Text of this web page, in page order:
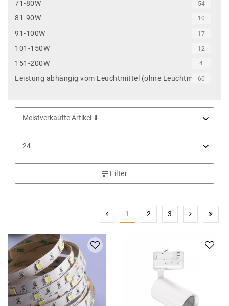
71-80W 54
81-90W 10
91-100W 17
101-150W 12
151-200W 4
Leistung abhängig vom Leuchtmittel (ohne Leuchtmittel)
60
Filter
1 2 3